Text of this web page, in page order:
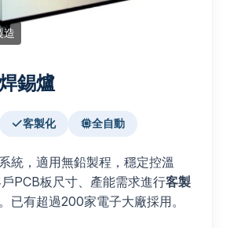
造
錫爐
客製化 全自動
統，適用無鉛製程，穩定控溫
PCB板尺寸、產能需求進行客製
已有超過200家電子大廠採用。